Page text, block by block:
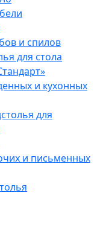
и спилов
для стола
и кухонных
для
и письменных